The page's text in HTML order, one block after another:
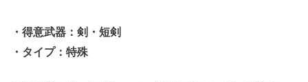
・得意武器：剣・短剣
・タイプ：特殊